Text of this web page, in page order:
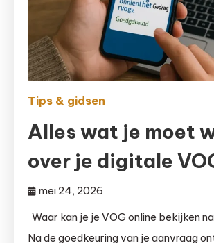
Tips & gidsen
Alles wat je moet
over je digitale
mei 24, 2026
Waar kan je je VOG online bekijken
Na de goedkeuring van je aanvraag